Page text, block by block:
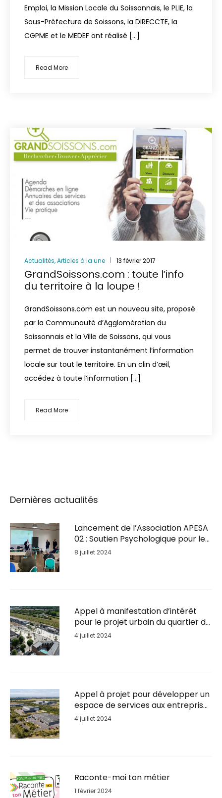
Dernières actualités
Lancement de l’Association APESA
02 : Soutien Psychologique pour les
Entrepreneurs en Détresse
8 juillet 2024
Appel à manifestation d’intérêt
pour le projet urbain du quartier de
la Gare de Soissons
4 juillet 2024
Appel à projet pour développer un
espace de services aux entreprises
sur le Parc d’activités du Plateau
4 juillet 2024
Raconte-moi ton métier
1 février 2024
Emploi, la Mission Locale du Soissonnais, le PLIE, la
Sous-Préfecture de Soissons, la DIRECCTE, la
CGPME et le MEDEF ont réalisé […]
Read More
Actualités,Articles à la une 13 février 2017
GrandSoissons.com : toute l’info
du territoire à la loupe !
GrandSoissons.com est un nouveau site, proposé
par la Communauté d’Agglomération du
Soissonnais et la Ville de Soissons, qui vous
permet de trouver instantanément l’information
locale sur tout le territoire. En un clin d’œil,
accédez à toute l’information […]
Read More